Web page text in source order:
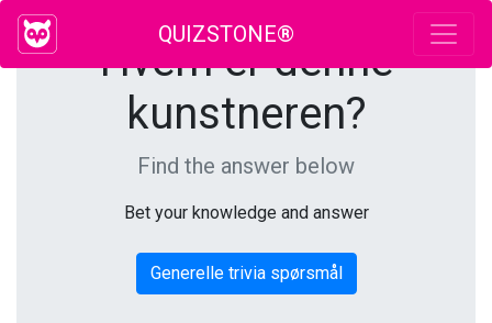
QUIZSTONE®
Hvem er denne
kunstneren?
Find the answer below
Bet your knowledge and answer
Generelle trivia spørsmål